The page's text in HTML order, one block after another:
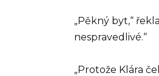
„Pěkný byt,“
nespravedlivé.“
„Protože Klára